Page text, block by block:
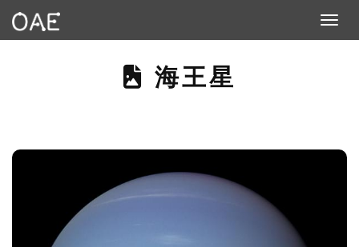
Toggle
THIS PAGE
海王星